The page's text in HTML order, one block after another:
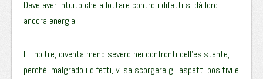
Deve aver intuito che a lottare contro i difetti si dà loro
ancora energia.
E, inoltre, diventa meno severo nei confronti dell’esistente,
perché, malgrado i difetti, vi sa scorgere gli aspetti positivi e